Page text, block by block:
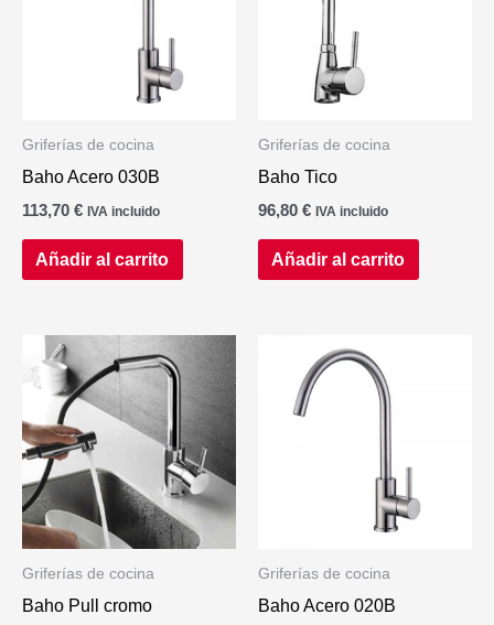
Griferías de cocina
Baho Acero 030B
113,70 € IVA incluido
Añadir al carrito
Griferías de cocina
Baho Tico
96,80 € IVA incluido
Añadir al carrito
Griferías de cocina
Baho Pull cromo
Griferías de cocina
Baho Acero 020B